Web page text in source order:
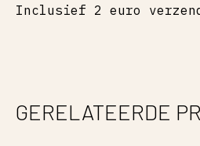
Inclusief 2 euro
GERELATEERDE